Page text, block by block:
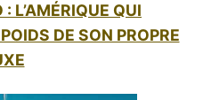
L’AMÉRIQUE QUI
DE SON PROPRE